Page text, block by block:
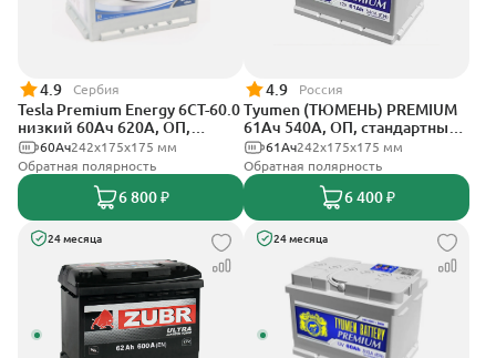
4.9 Сербия
Tesla Premium Energy 6СТ-60.0
низкий 60Ач 620А, ОП,
стандартные клеммы
242х175х175 мм
60Ач
Обратная полярность
6 800 ₽
4.9 Россия
Tyumen (ТЮМЕНЬ) PREMIUM
61Ач 540А, ОП, стандартные
клеммы242х175х175 мм
61Ач
Обратная полярность
6 400 ₽
24 месяца 24 месяца